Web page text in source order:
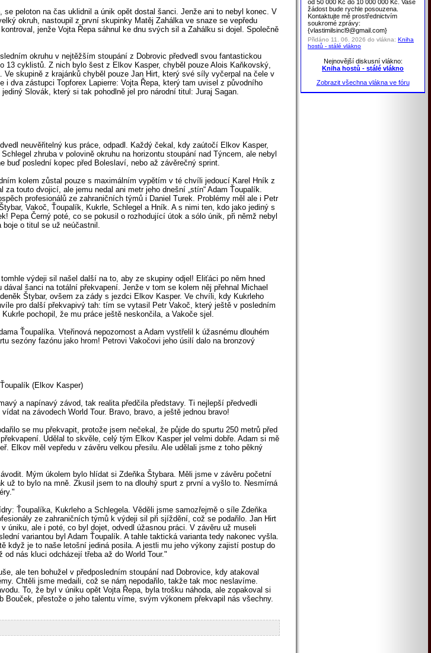
peloton na čas uklidnil a únik opět dostal šanci. Jenže ani to nebyl konec. V
okruh, nastoupil z první skupinky Matěj Zahálka ve snaze se vepředu
jenže Vojta Řepa sáhnul ke dnu svých sil a Zahálku si dojel. Společně
okruhu v nejtěžším stoupání z Dobrovic předvedl svou fantastickou
13 cyklistů. Z nich bylo šest z Elkov Kasper, chyběl pouze Alois Kaňkovský,
skupině z krajánků chyběl pouze Jan Hirt, který své síly vyčerpal na čele v
dva zástupci Topforex Lapierre: Vojta Řepa, který tam uvisel z původního
Slovák, který si tak pohodlně jel pro národní titul: Juraj Sagan.
neuvěřitelný kus práce, odpadl. Každý čekal, kdy zaútočí Elkov Kasper,
zhruba v polovině okruhu na horizontu stoupání nad Týncem, ale nebyl
buď poslední kopec před Boleslaví, nebo až závěrečný sprint.
kolem zůstal pouze s maximálním vypětím v té chvíli jedoucí Karel Hník z
touto dvojicí, ale jemu nedal ani metr jeho dnešní „stín“ Adam Ťoupalík.
profesionálů ze zahraničních týmů i Daniel Turek. Problémy měl ale i Petr
Vakoč, Ťoupalík, Kukrle, Schlegel a Hník. A s nimi ten, kdo jako jediný s
Pepa Černý poté, co se pokusil o rozhodující útok a sólo únik, při němž nebyl
boje o titul se už neúčastnil.
výdeji sil našel další na to, aby ze skupiny odjel! Eliťáci po něm hned
šanci na totální překvapení. Jenže v tom se kolem něj přehnal Michael
Štybar, ovšem za zády s jezdci Elkov Kasper. Ve chvíli, kdy Kukrleho
pro další překvapivý tah: tím se vytasil Petr Vakoč, který ještě v posledním
pochopil, že mu práce ještě neskončila, a Vakoče sjel.
Ťoupalíka. Vteřinová nepozornost a Adam vystřelil k úžasnému dlouhém
sezóny fazónu jako hrom! Petrovi Vakočovi jeho úsilí dalo na bronzový
(Elkov Kasper)
a napínavý závod, tak realita předčila představy. Ti nejlepší předvedli
na závodech World Tour. Bravo, bravo, a ještě jednou bravo!
se mu překvapit, protože jsem nečekal, že půjde do spurtu 250 metrů před
Udělal to skvěle, celý tým Elkov Kasper jel velmi dobře. Adam si mě
Elkov měl vepředu v závěru velkou přesilu. Ale udělali jsme z toho pěkný
Mým úkolem bylo hlídat si Zdeňka Štybara. Měli jsme v závěru početní
už to bylo na mně. Zkusil jsem to na dlouhý spurt z první a vyšlo to. Nesmírná
Ťoupalíka, Kukrleho a Schlegela. Věděli jsme samozřejmě o síle Zdeňka
ze zahraničních týmů k výdeji sil při sjíždění, což se podařilo. Jan Hirt
úniku, ale i poté, co byl dojet, odvedl úžasnou práci. V závěru už museli
variantou byl Adam Ťoupalík. A tahle taktická varianta tedy nakonec vyšla.
když je to naše letošní jediná posila. A jestli mu jeho výkony zajistí postup do
nás kluci odcházejí třeba až do World Tour."
ale ten bohužel v předposledním stoupání nad Dobrovice, kdy atakoval
Chtěli jsme medaili, což se nám nepodařilo, takže tak moc neslavíme.
To, že byl v úniku opět Vojta Řepa, byla trošku náhoda, ale zopakoval si
Bouček, přestože o jeho talentu víme, svým výkonem překvapil nás všechny.
od 50 000 Kč do 10 000 000 Kč. Vaše
žádost bude rychle posouzena.
Kontaktujte mě prostřednictvím
soukromé zprávy:
{vlastimilsincl9@gmail.com}
Přidáno 11. 06. 2026 do vlákna: Kniha
hostů - stálé vlákno
Nejnovější diskusní vlákno:
Kniha hostů - stálé vlákno
Zobrazit všechna vlákna ve fóru